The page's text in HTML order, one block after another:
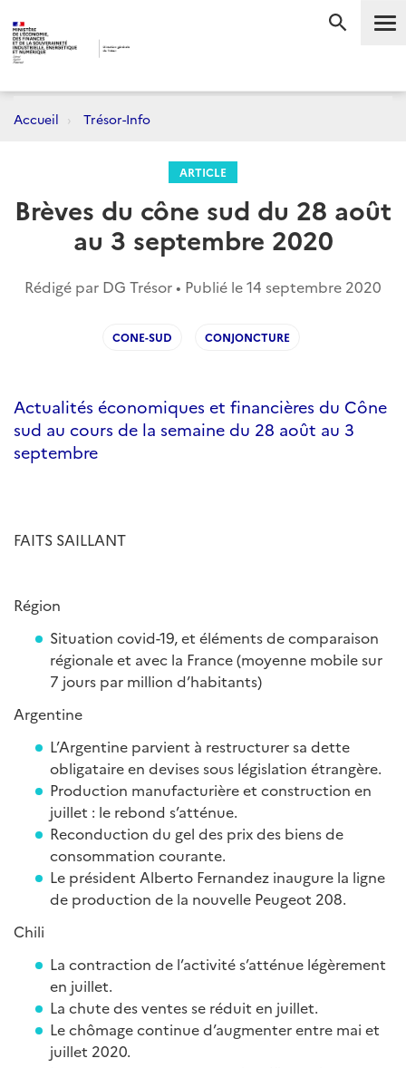
Accueil Trésor-Info
ARTICLE
Brèves du cône sud du 28 août
au 3 septembre 2020
Rédigé par DG Trésor • Publié le14 septembre 2020
CONE-SUD CONJONCTURE
Actualités économiques et financières du Cône
sud au cours de la semaine du 28 août au 3
septembre
FAITS SAILLANT
Région
Situation covid-19, et éléments de comparaison
régionale et avec la France (moyenne mobile sur
7 jours par million d’habitants)
Argentine
L’Argentine parvient à restructurer sa dette
obligataire en devises sous législation étrangère.
Production manufacturière et construction en
juillet : le rebond s’atténue.
Reconduction du gel des prix des biens de
consommation courante.
Le président Alberto Fernandez inaugure la ligne
de production de la nouvelle Peugeot 208.
Chili
La contraction de l’activité s’atténue légèrement
en juillet.
La chute des ventes se réduit en juillet.
Le chômage continue d’augmenter entre mai et
juillet 2020.